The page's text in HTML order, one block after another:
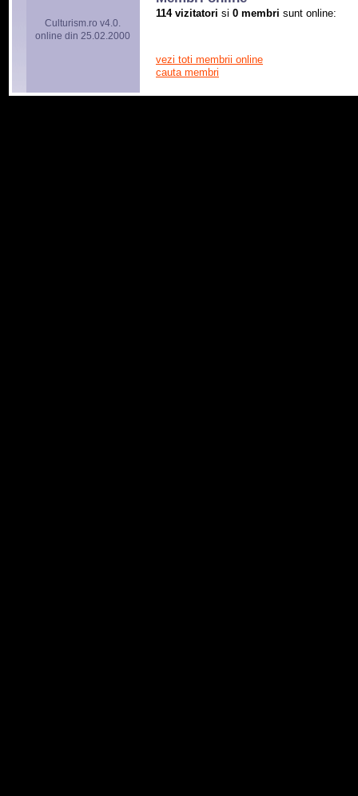
Culturism.ro v4.0.
online din 25.02.2000
114 vizitatori si 0 membri sunt online:
vezi toti membrii online
cauta membri